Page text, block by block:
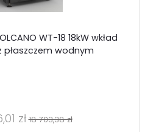
WT-18 18kW wkład
płaszczem wodnym
zł 18 703,38 zł